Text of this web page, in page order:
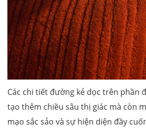
Các chi tiết đường kẻ dọc trên phần
tạo thêm chiều sâu thị giác mà còn
mạo sắc sảo và sự hiện diện đầy